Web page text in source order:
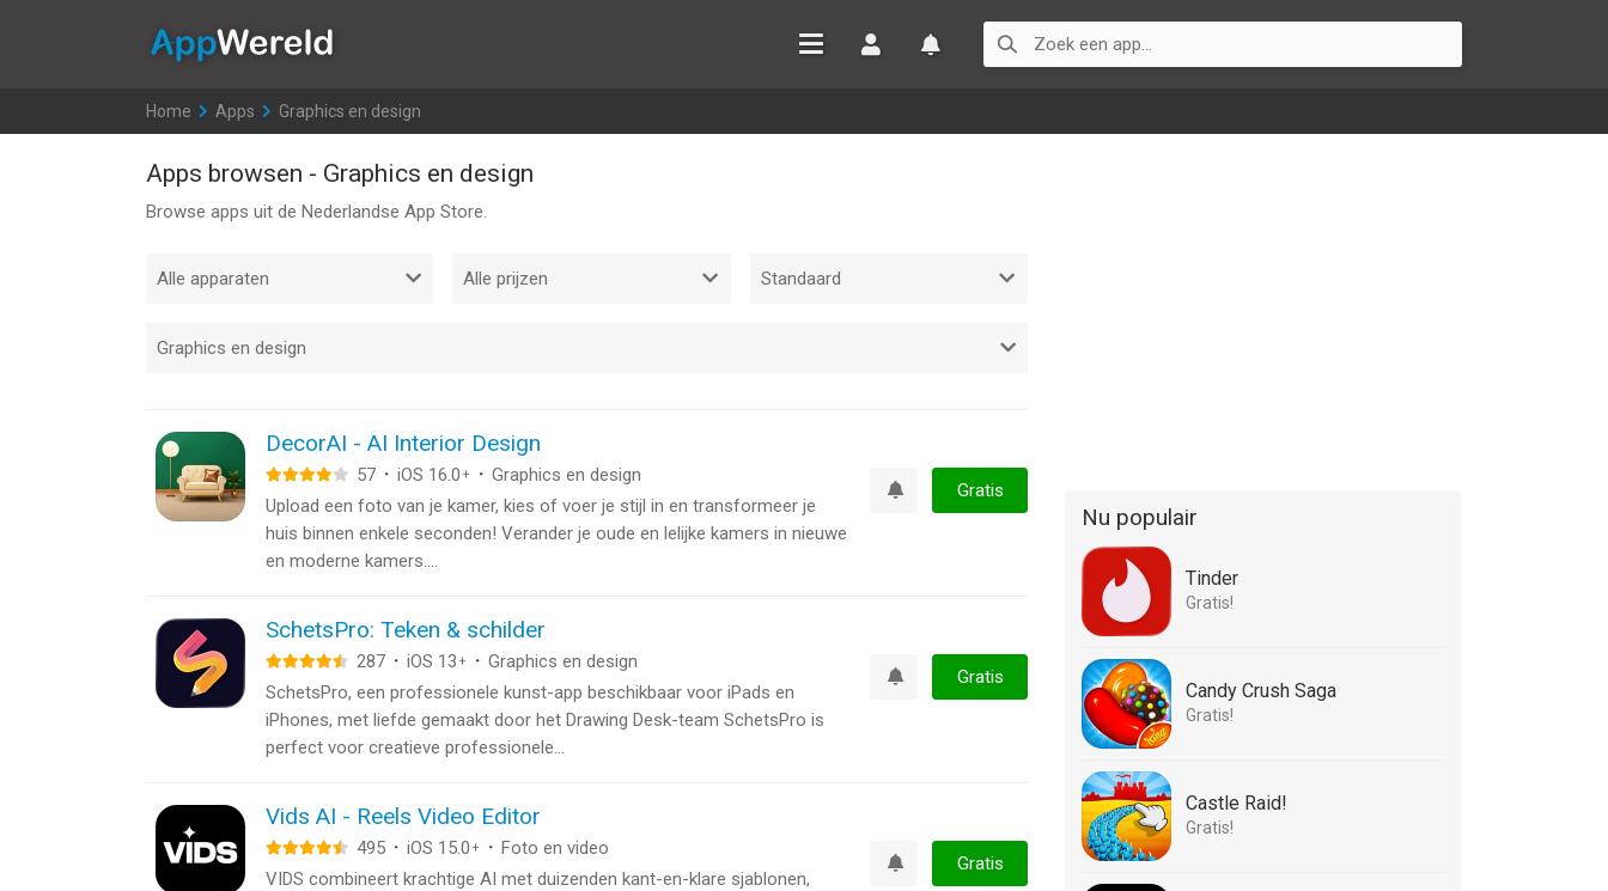
Home >
Apps >
Graphics en design
Apps browsen - Graphics en design
Browse apps uit de Nederlandse App Store.
DecorAI - AI Interior Design
57 · iOS 16.0 + · Graphics en design
Upload een foto van je kamer, kies of voer je stijl in en transformeer je
huis binnen enkele seconden! Verander je oude en lelijke kamers in nieuwe
en moderne kamers....
Gratis
SchetsPro: Teken & schilder
287 · iOS 13 + · Graphics en design
SchetsPro, een professionele kunst-app beschikbaar voor iPads en
iPhones, met liefde gemaakt door het Drawing Desk-team SchetsPro is
perfect voor creatieve professionele...
Gratis
Vids AI - Reels Video Editor
495 · iOS 15.0 + · Foto en video
VIDS combineert krachtige AI met duizenden kant-en-klare sjablonen,
Gratis
Nu populair
Tinder
Gratis!
Candy Crush Saga
Gratis!
Castle Raid!
Gratis!